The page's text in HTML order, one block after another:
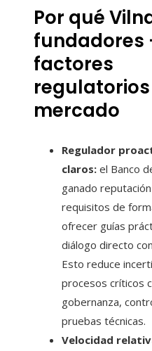
Por qué
fundadores
factores
regulatorios
mercado
Regulador
claros: el Banco
ganado
requisitos de
ofrecer guías
diálogo directo
Esto reduce
procesos críticos
gobernanza,
pruebas técnicas.
Velocidad